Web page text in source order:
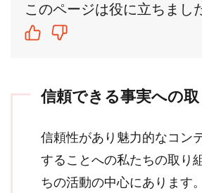
このページは役に立ちまし
信頼できる事実への
信頼性があり魅力的なコン
することへの私たちの取り
ちの活動の中心にあります